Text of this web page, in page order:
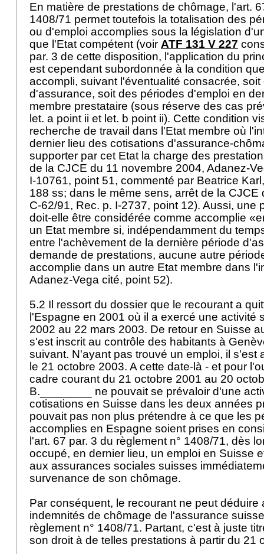
En matière de prestations de chômage, l'art.
1408/71 permet toutefois la totalisation des
ou d'emploi accomplies sous la législation
que l'Etat compétent (voir ATF 131 V 227
par. 3 de cette disposition, l'application du
est cependant subordonnée à la condition
accompli, suivant l'éventualité consacrée,
d'assurance, soit des périodes d'emploi en
membre prestataire (sous réserve des cas
let. a point ii et let. b point ii). Cette condition
recherche de travail dans l'Etat membre où
dernier lieu des cotisations d'assurance-
supporter par cet Etat la charge des
de la CJCE du 11 novembre 2004, Adanez-
I-10761, point 51, commenté par Beatrice
188 ss; dans le même sens, arrêt de la CJCE
C-62/91, Rec. p. I-2737, point 12). Aussi, une
doit-elle être considérée comme accomplie
un Etat membre si, indépendamment du
entre l'achèvement de la dernière période
demande de prestations, aucune autre
accomplie dans un autre Etat membre dans
Adanez-Vega cité, point 52).
5.2 Il ressort du dossier que le recourant a
l'Espagne en 2001 où il a exercé une activité
2002 au 22 mars 2003. De retour en Suisse
s'est inscrit au contrôle des habitants à
suivant. N'ayant pas trouvé un emploi, il s'est
le 21 octobre 2003. A cette date-là - et pour
cadre courant du 21 octobre 2001 au 20
B.________ ne pouvait se prévaloir d'une
cotisations en Suisse dans les deux années
pouvait pas non plus prétendre à ce que les
accomplies en Espagne soient prises en
l'art. 67 par. 3 du règlement n° 1408/71, dès
occupé, en dernier lieu, un emploi en Suisse
aux assurances sociales suisses
survenance de son chômage.
Par conséquent, le recourant ne peut déduire
indemnités de chômage de l'assurance
règlement n° 1408/71. Partant, c'est à juste
son droit à de telles prestations à partir du 21